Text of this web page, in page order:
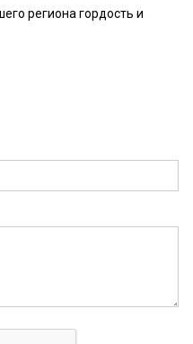
региона гордость и
гастроэнтерологов
от души!!!